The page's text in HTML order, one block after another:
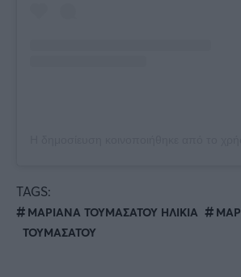
TAGS:
ΜΑΡΙΑΝΑ ΤΟΥΜΑΣΑΤΟΥ ΗΛΙΚΙΑ
ΤΟΥΜΑΣΑΤΟΥ